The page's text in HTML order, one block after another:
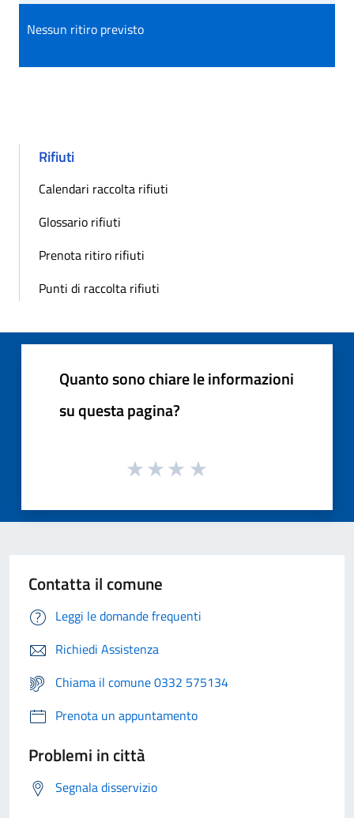
Nessun ritiro previsto
Rifiuti
Calendari raccolta rifiuti
Glossario rifiuti
Prenota ritiro rifiuti
Punti di raccolta rifiuti
Quanto sono chiare le informazioni
su questa pagina?
Contatta il comune
Leggi le domande frequenti
Richiedi Assistenza
Chiama il comune 0332 575134
Prenota un appuntamento
Problemi in città
Segnala disservizio